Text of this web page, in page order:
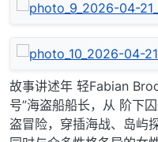
故事讲述年 轻Fabian
号”海盗船船长，从 阶下
盗冒险，穿插海战、岛屿